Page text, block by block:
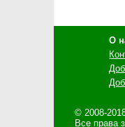
О
© 2008-
Все права